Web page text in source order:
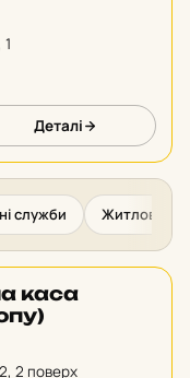
Деталі
служби Житлово-
каса
2 поверх